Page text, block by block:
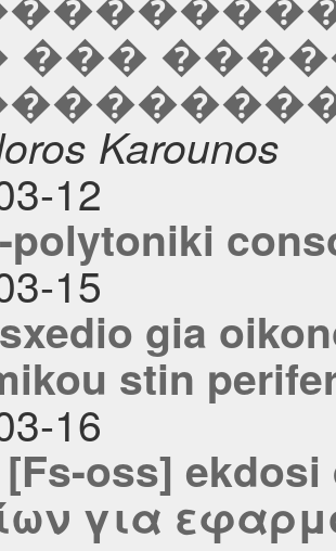
���
Karounos
12
polytoniki
15
gia
stin
16
[Fs-oss]
για